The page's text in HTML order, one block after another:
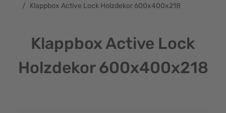
/ Klappbox Active Lock Holzdekor 600x400x218
Klappbox Active Lock
Holzdekor 600x400x218